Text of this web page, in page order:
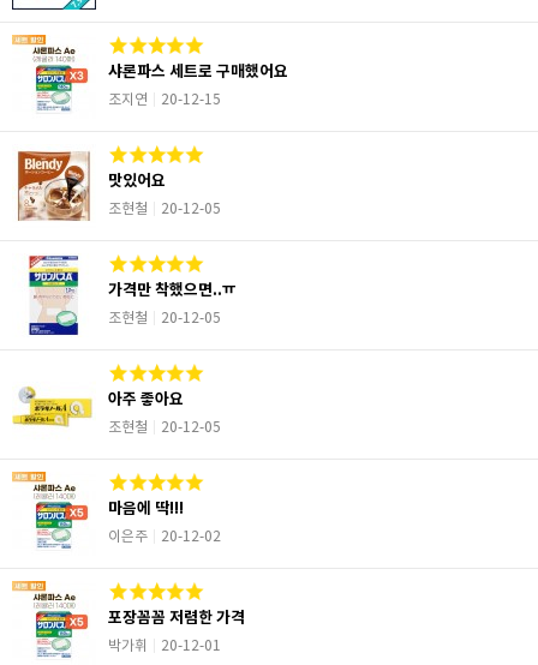
샤론파스 세트로 구매했어요
조지연 20-12-15
맛있어요
조현철 20-12-05
가격만 착했으면..ㅠ
조현철 20-12-05
아주 좋아요
조현철 20-12-05
마음에 딱!!!
이은주 20-12-02
포장꼼꼼 저렴한 가격
박가휘 20-12-01